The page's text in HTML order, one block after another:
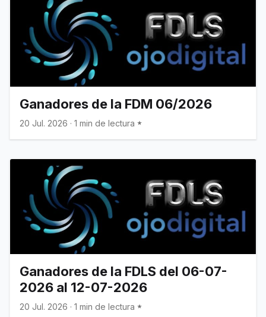
Ganadores de la FDM 06/2026
20 Jul. 2026 · 1 min de lectura
Ganadores de la FDLS del 06-07-
2026 al 12-07-2026
20 Jul. 2026 · 1 min de lectura